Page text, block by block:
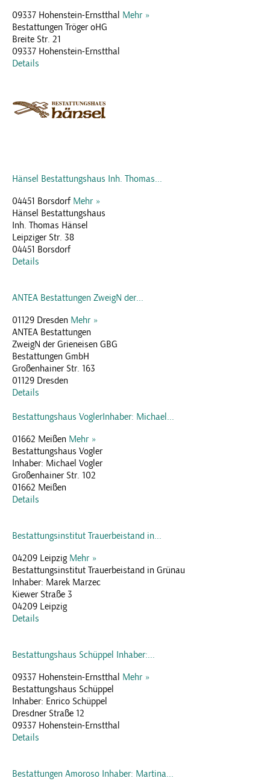
09337 Hohenstein-Ernstthal Mehr »
Bestattungen Tröger oHG
Breite Str. 21
09337 Hohenstein-Ernstthal
Details
Hänsel Bestattungshaus Inh. Thomas...
04451 Borsdorf Mehr »
Hänsel Bestattungshaus
Inh. Thomas Hänsel
Leipziger Str. 38
04451 Borsdorf
Details
ANTEA Bestattungen ZweigN der...
01129 Dresden Mehr »
ANTEA Bestattungen
ZweigN der Grieneisen GBG
Bestattungen GmbH
Großenhainer Str. 163
01129 Dresden
Details
Bestattungshaus VoglerInhaber: Michael...
01662 Meißen Mehr »
Bestattungshaus Vogler
Inhaber: Michael Vogler
Großenhainer Str. 102
01662 Meißen
Details
Bestattungsinstitut Trauerbeistand in...
04209 Leipzig Mehr »
Bestattungsinstitut Trauerbeistand in Grünau
Inhaber: Marek Marzec
Kiewer Straße 3
04209 Leipzig
Details
Bestattungshaus Schüppel Inhaber:...
09337 Hohenstein-Ernstthal Mehr »
Bestattungshaus Schüppel
Inhaber: Enrico Schüppel
Dresdner Straße 12
09337 Hohenstein-Ernstthal
Details
Bestattungen Amoroso Inhaber: Martina...